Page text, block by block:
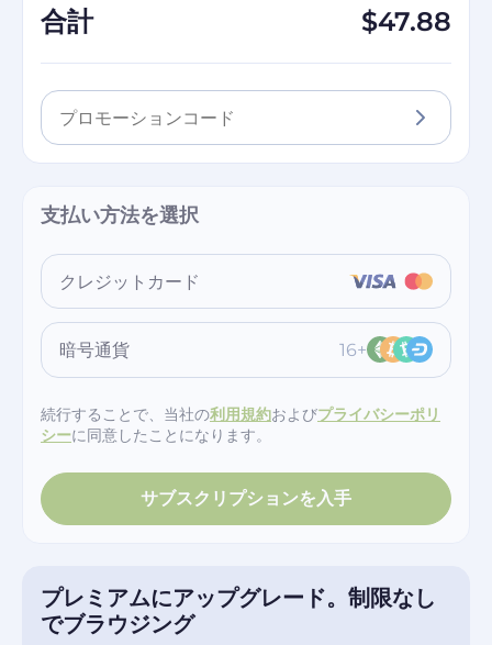
支払い方法を選択
クレジットカード
暗号通貨 16+
続行することで、当社の利用規約およびプライバシーポリ
シーに同意したことになります。
サブスクリプションを入手
合計 $47.88
プレミアムにアップグレード。制限なし
でブラウジング